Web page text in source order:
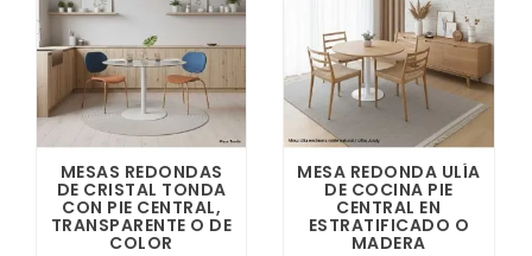
MESAS REDONDAS
DE CRISTAL TONDA
CON PIE CENTRAL,
TRANSPARENTE O DE
COLOR
MESA REDONDA ULÍA
DE COCINA PIE
CENTRAL EN
ESTRATIFICADO O
MADERA